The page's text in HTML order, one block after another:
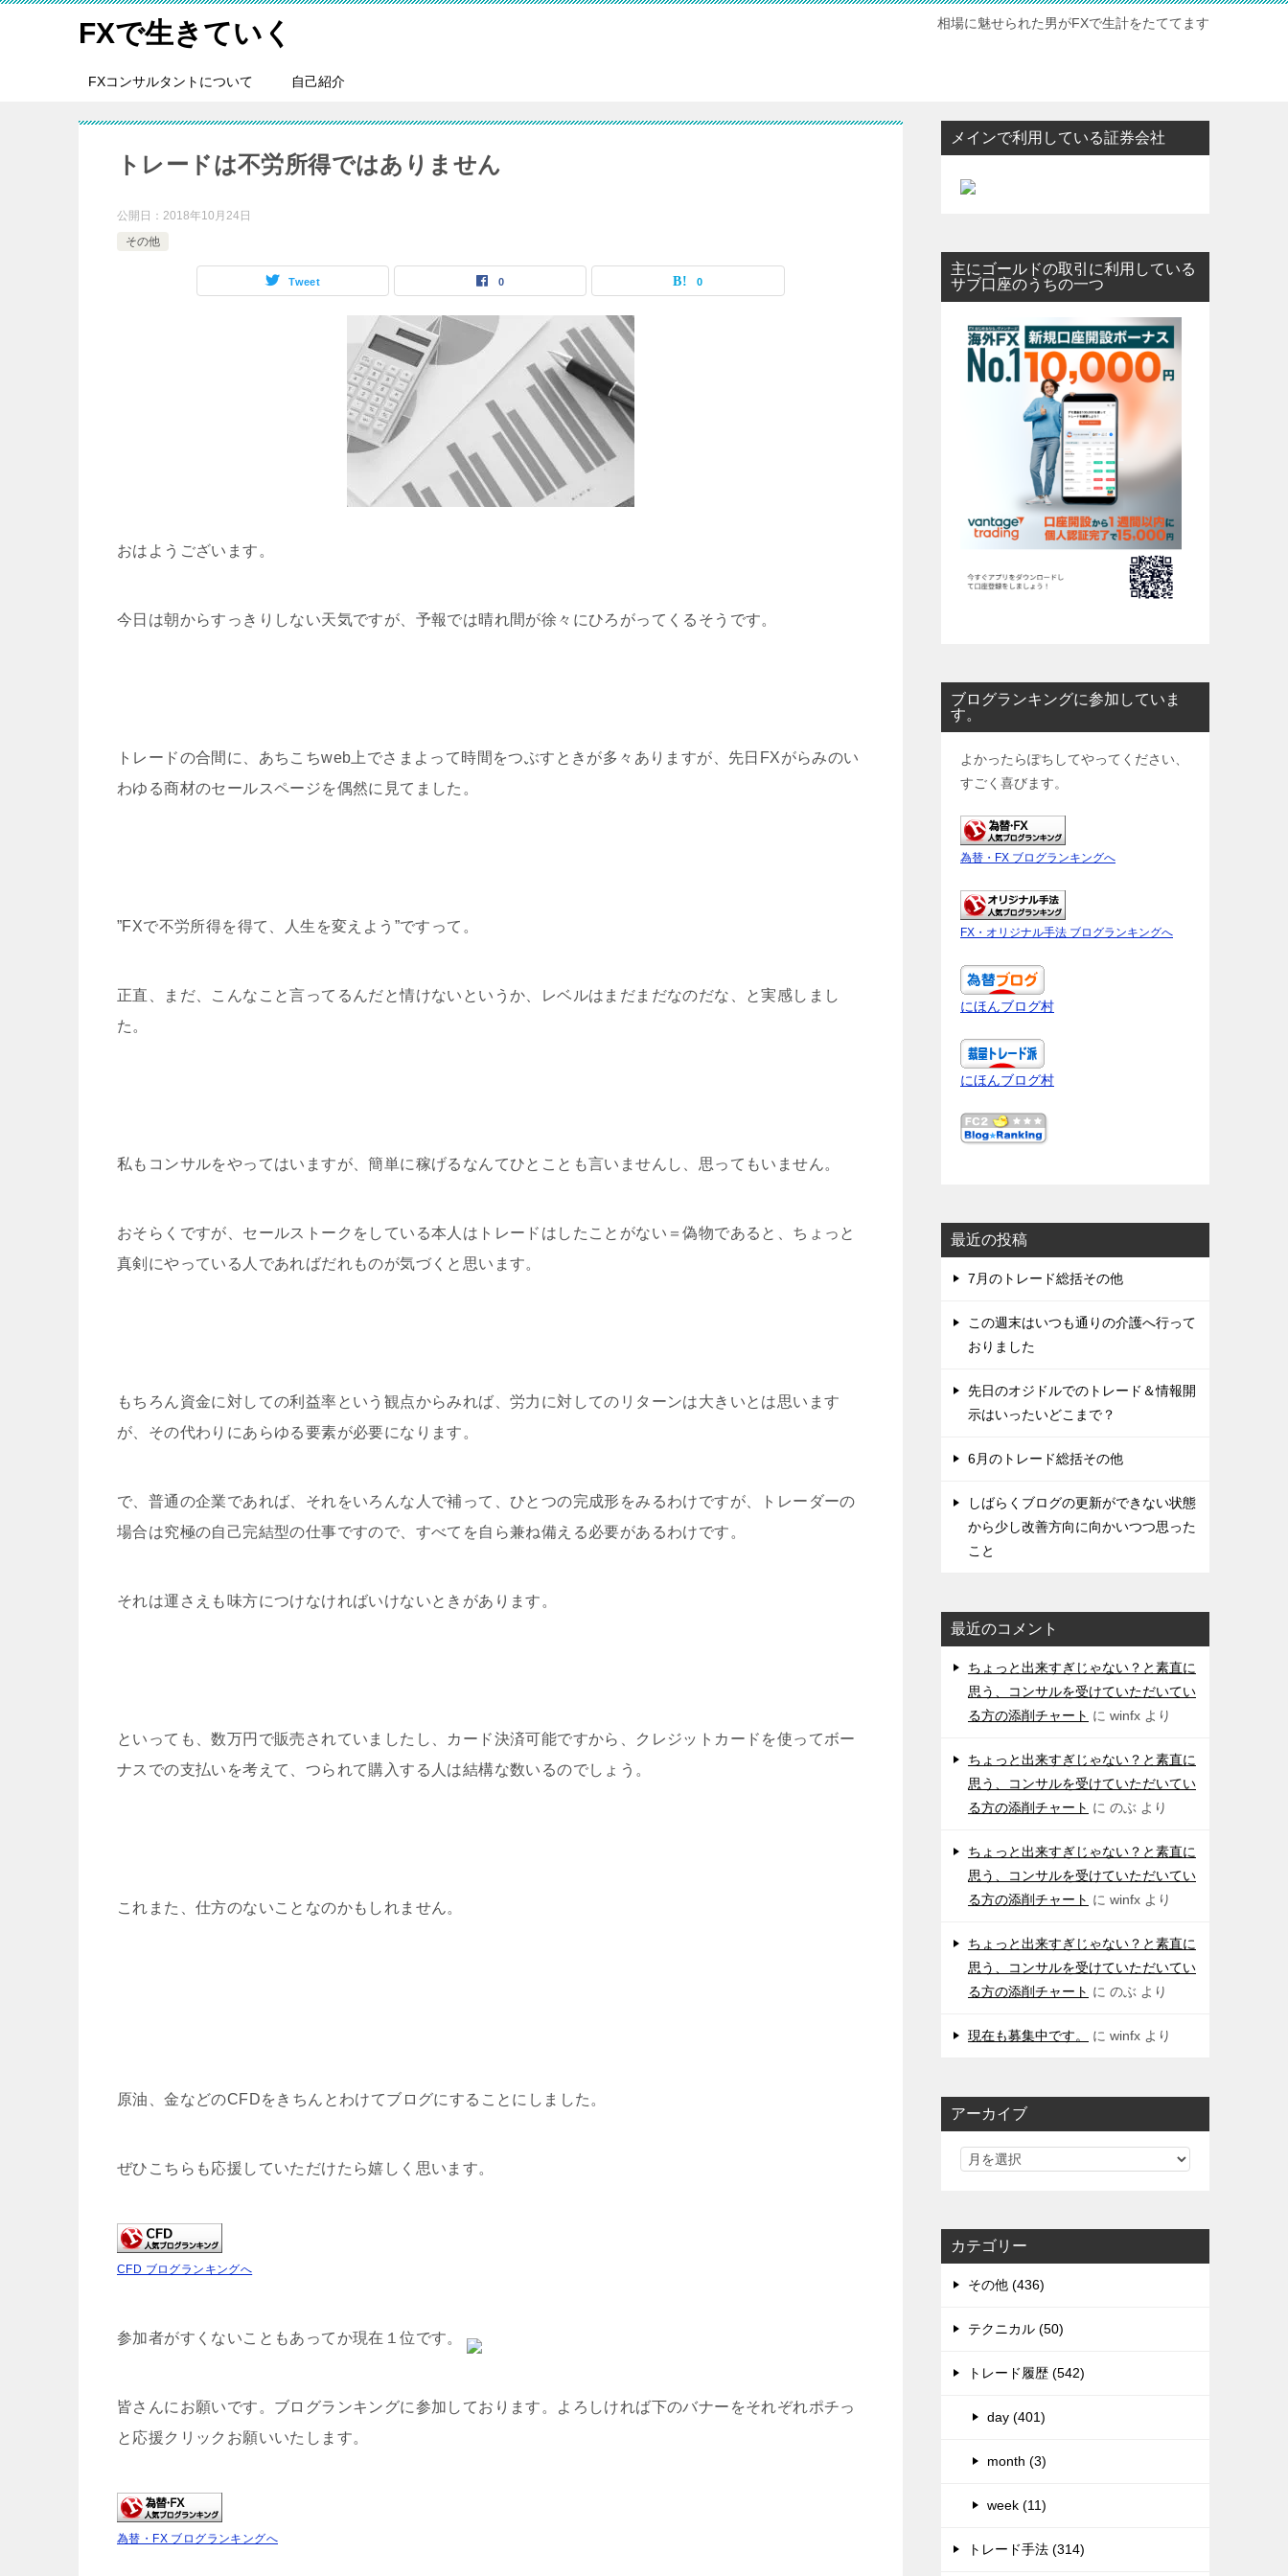
FXで生きていく 相場に魅せられた男がFXで生計をたててます
FXコンサルタントについて 自己紹介
トレードは不労所得ではありません
公開日： 2018年10月24日
その他
Tweet 0 0
おはようございます。
今日は朝からすっきりしない天気ですが、予報では晴れ間が徐々にひろがってくるそうです。
トレードの合間に、あちこちweb上でさまよって時間をつぶすときが多々ありますが、先日FXがらみのい
わゆる商材のセールスページを偶然に見てました。
”FXで不労所得を得て、人生を変えよう”ですって。
正直、まだ、こんなこと言ってるんだと情けないというか、レベルはまだまだなのだな、と実感しまし
た。
私もコンサルをやってはいますが、簡単に稼げるなんてひとことも言いませんし、思ってもいません。
おそらくですが、セールストークをしている本人はトレードはしたことがない＝偽物であると、ちょっと
真剣にやっている人であればだれものが気づくと思います。
もちろん資金に対しての利益率という観点からみれば、労力に対してのリターンは大きいとは思います
が、その代わりにあらゆる要素が必要になります。
で、普通の企業であれば、それをいろんな人で補って、ひとつの完成形をみるわけですが、トレーダーの
場合は究極の自己完結型の仕事ですので、すべてを自ら兼ね備える必要があるわけです。
それは運さえも味方につけなければいけないときがあります。
といっても、数万円で販売されていましたし、カード決済可能ですから、クレジットカードを使ってボー
ナスでの支払いを考えて、つられて購入する人は結構な数いるのでしょう。
これまた、仕方のないことなのかもしれません。
原油、金などのCFDをきちんとわけてブログにすることにしました。
ぜひこちらも応援していただけたら嬉しく思います。
CFD ブログランキングへ
参加者がすくないこともあってか現在１位です。
皆さんにお願いです。ブログランキングに参加しております。よろしければ下のバナーをそれぞれポチっ
と応援クリックお願いいたします。
為替・FX ブログランキングへ
メインで利用している証券会社
主にゴールドの取引に利用している
サブ口座のうちの一つ
ブログランキングに参加していま
す。
よかったらぽちしてやってください、
すごく喜びます。
為替・FX ブログランキングへ
FX・オリジナル手法 ブログランキングへ
にほんブログ村
にほんブログ村
最近の投稿
7月のトレード総括その他
この週末はいつも通りの介護へ行って
おりました
先日のオジドルでのトレード＆情報開
示はいったいどこまで？
6月のトレード総括その他
しばらくブログの更新ができない状態
から少し改善方向に向かいつつ思った
こと
最近のコメント
ちょっと出来すぎじゃない？と素直に
思う、コンサルを受けていただいてい
る方の添削チャート に winfx より
ちょっと出来すぎじゃない？と素直に
思う、コンサルを受けていただいてい
る方の添削チャート に のぶ より
ちょっと出来すぎじゃない？と素直に
思う、コンサルを受けていただいてい
る方の添削チャート に winfx より
ちょっと出来すぎじゃない？と素直に
思う、コンサルを受けていただいてい
る方の添削チャート に のぶ より
現在も募集中です。 に winfx より
アーカイブ
カテゴリー
その他 (436)
テクニカル (50)
トレード履歴 (542)
day (401)
month (3)
week (11)
トレード手法 (314)